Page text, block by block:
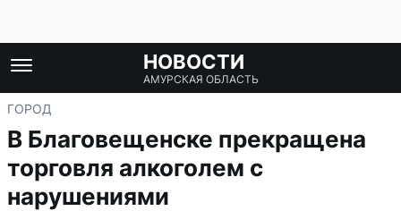
НОВОСТИ
АМУРСКАЯ ОБЛАСТЬ
ГОРОД
В Благовещенске прекращена
торговля алкоголем с
нарушениями